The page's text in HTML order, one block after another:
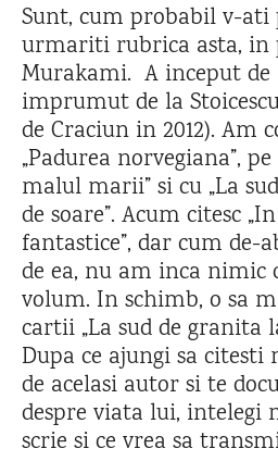
Sunt, cum probabil v-ati
urmariti rubrica asta, in
Murakami. A inceput de
imprumut de la
de Craciun in 2012). Am
„Padurea norvegiana”,
malul marii” si cu „La
de soare”. Acum citesc
fantastice”, dar cum de-
de ea, nu am inca nimic
volum. In schimb, o sa
cartii „La sud de granita
Dupa ce ajungi sa
de acelasi autor si te
despre viata lui, intelegi
scrie si ce vrea sa